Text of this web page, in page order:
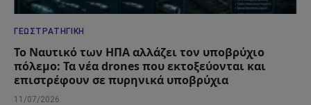
ΓΕΩΣΤΡΑΤΗΓΙΚΉ
Το Ναυτικό των ΗΠΑ αλλάζει τον υποβρύχιο
πόλεμο: Τα νέα drones που εκτοξεύονται και
επιστρέφουν σε πυρηνικά υποβρύχια
11/07/2026